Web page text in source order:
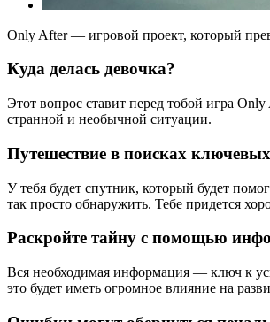
Only After — игровой проект, который
Куда делась девочка?
Этот вопрос ставит перед тобой игра
странной и необычной ситуации.
Путешествие в поисках ключевых
У тебя будет спутник, который будет
так просто обнаружить. Тебе придется
Раскройте тайну с помощью
Вся необходимая информация — ключ к
это будет иметь огромное влияние на